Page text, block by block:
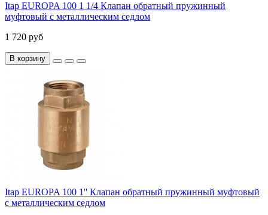
Itap EUROPA 100 1 1/4 Клапан обратный пружинный
муфтовый с металлическим седлом
1 720 руб
В корзину
Itap EUROPA 100 1'' Клапан обратный пружинный муфтовый
с металлическим седлом